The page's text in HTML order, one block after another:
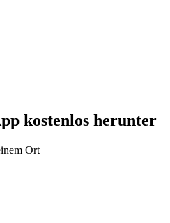
kostenlos herunter
Ort